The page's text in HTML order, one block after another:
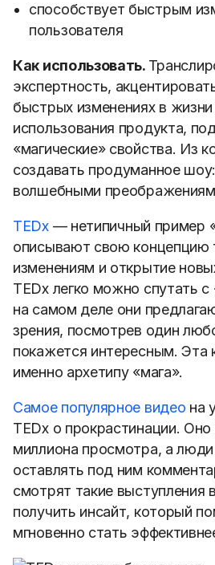
способствует быстрым
пользователя
Как использовать.
экспертность,
быстрых изменениях в
использования продукта,
«магические» свойства. Из
создавать продуманное
волшебными
TEDx— нетипичный пример
описывают свою концепцию
изменениям и открытие
TEDx легко можно спутать
на самом деле они
зрения, посмотрев один
покажется интересным. Эта
именно архетипу «мага».
Самое популярное видео на
TEDx о прокрастинации.
миллиона просмотра, а
оставлять под ним
смотрят такие выступления
получить инсайт, который
мгновенно стать